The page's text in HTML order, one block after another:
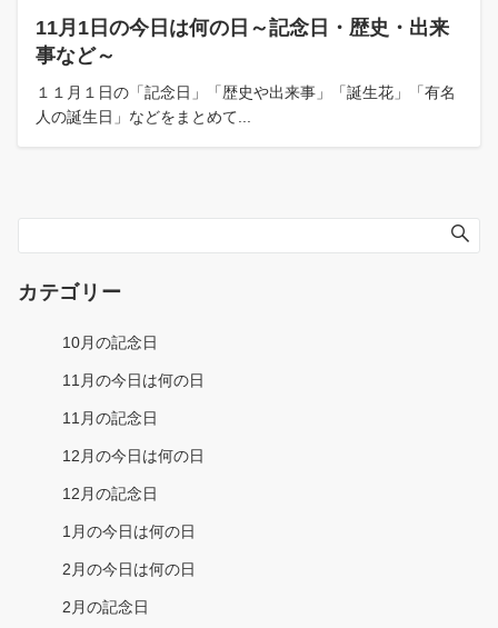
11月1日の今日は何の日～記念日・歴史・出来
事など～
１１月１日の「記念日」「歴史や出来事」「誕生花」「有名
人の誕生日」などをまとめて...
カテゴリー
10月の記念日
11月の今日は何の日
11月の記念日
12月の今日は何の日
12月の記念日
1月の今日は何の日
2月の今日は何の日
2月の記念日